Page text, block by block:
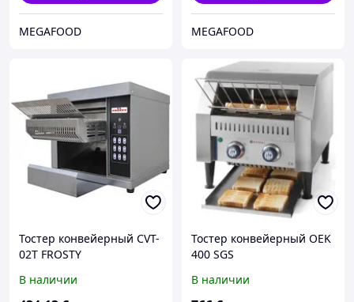
MEGAFOOD MEGAFOOD
Тостер конвейерный CVT-
02T FROSTY
В наличии
Тостер конвейерный OEK
400 SGS
В наличии